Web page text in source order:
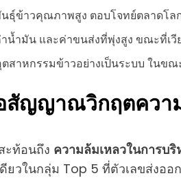
ธุ์ข้าวคุณภาพสูง ตอบโจทย์ตลาดโ
น้ำมัน และค่าขนส่งที่พุ่งสูง ขณะที่เ
สาหกรรมข้าวอย่างเป็นระบบ ในข
สัญญาณวิกฤตควา
ะท้อนถึง ความล้มเหลวในการบ
ยวในกลุ่ม Top 5 ที่ตัวเลขส่งออ